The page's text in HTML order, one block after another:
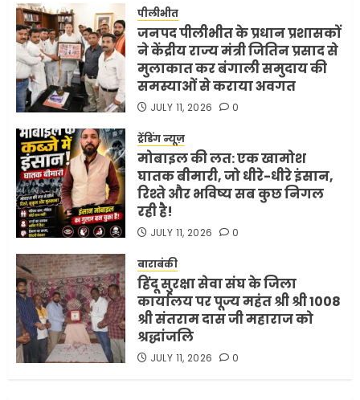
4
अमेरिका ने फिर से ईरान को युद्ध
समाप्त करने के लिए भेजी अपनी 5
शर्तें
MAY 18, 2026 0
5
भारत-अमेरिका व्यापार समझौता
ट्रंप ने किया एलान
FEBRUARY 3, 2026 0
पीलीभीत
जनपद पीलीभीत के प्रधान प्रशासकों
ने केंद्रीय राज्य मंत्री जितिन प्रसाद से
मुलाकात कर बंगाली समुदाय की
समस्याओं से कराया अवगत
JULY 11, 2026 0
ट्रेंडिंग न्यूज़
मोबाइल की लत: एक खामोश
घातक बीमारी, जो धीरे-धीरे इंसान,
रिश्ते और भविष्य सब कुछ निगल
रही है!
JULY 11, 2026 0
बाराबंकी
हिंदू सुरक्षा सेवा संघ के जिला
कार्यालय पर पूज्य महंत श्री श्री 1008
श्री संतराम दास जी महाराज को
श्रद्धांजलि
JULY 11, 2026 0